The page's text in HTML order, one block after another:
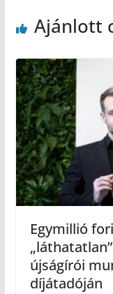
Ajánlott
Egymillió
újságírói
díjátadóján